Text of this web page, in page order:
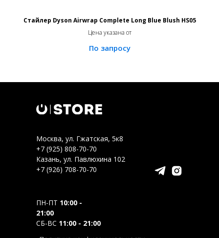
Стайлер Dyson Airwrap Complete Long Blue Blush HS05
Цена указана от
Москва, ул. Гжатская, 5к8
+7 (925) 808-70-70
Казань, ул. Павлюхина 102
+7 (926) 708-70-70
ПН-ПТ 10:00 -
21:00
СБ-ВС 11:00 - 21:00